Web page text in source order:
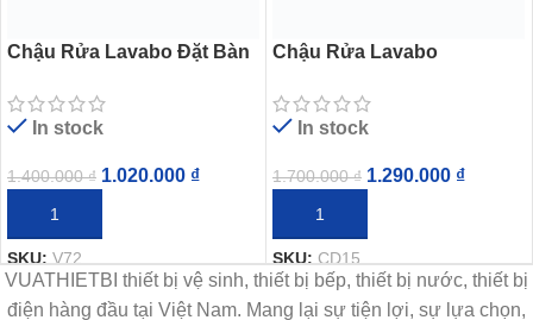
Chậu Rửa Lavabo Đặt Bàn
In stock
1.400.000₫ 1.020.000 ₫
THÊM VÀO GIỎ HÀNG
SKU:V72
Chậu Rửa Lavabo
In stock
1.700.000₫ 1.290.000 ₫
THÊM VÀO GIỎ HÀNG
SKU:CD15
VUATHIETBI thiết bị vệ sinh, thiết bị bếp, thiết bị nước, thiết bị
điện hàng đầu tại Việt Nam. Mang lại sự tiện lợi, sự lựa chọn,